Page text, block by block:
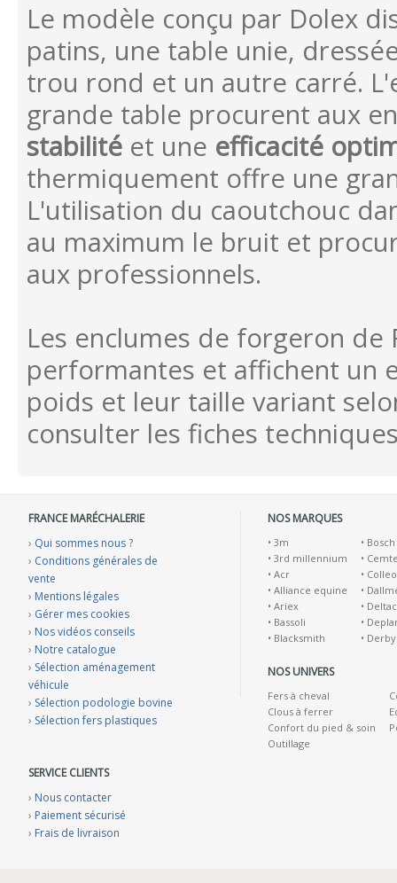
Le modèle conçu par Dolex
patins, une table unie,
trou rond et un autre carré.
grande table procurent aux
stabilité et une efficacité
thermiquement offre une
L'utilisation du caoutchouc
au maximum le bruit et
aux professionnels.
Les enclumes de forgeron
performantes et affichent un
poids et leur taille variant
consulter les fiches
FRANCE MARÉCHALERIE
› Qui sommes nous ?
› Conditions générales de
vente
› Mentions légales
› Gérer mes cookies
› Nos vidéos conseils
› Notre catalogue
› Sélection aménagement
véhicule
› Sélection podologie bovine
› Sélection fers plastiques
SERVICE CLIENTS
› Nous contacter
› Paiement sécurisé
› Frais de livraison
NOS MARQUES
• 3m
• 3rd millennium
• Acr
• Alliance equine
• Ariex
• Bassoli
• Blacksmith
• Bosch
•
•
•
•
•
• Derby
NOS UNIVERS
Fers à cheval
Clous à ferrer
Confort du pied & soin
Outillage